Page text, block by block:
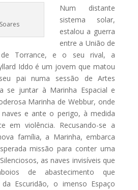
Num distante
sistema solar,
estalou a guerra
entre a União de
Torrance, e o seu rival, a
Iddo é um jovem que matou
pai numa sessão de Artes
se juntar à Marinha Espacial e
Marinha de Webbur, onde
e ante o perigo, à medida
em violência. Recusando-se a
família, a Marinha, embarca
missão para conter uma
as naves invisíveis que
de abastecimento que
Escuridão, o imenso Espaço